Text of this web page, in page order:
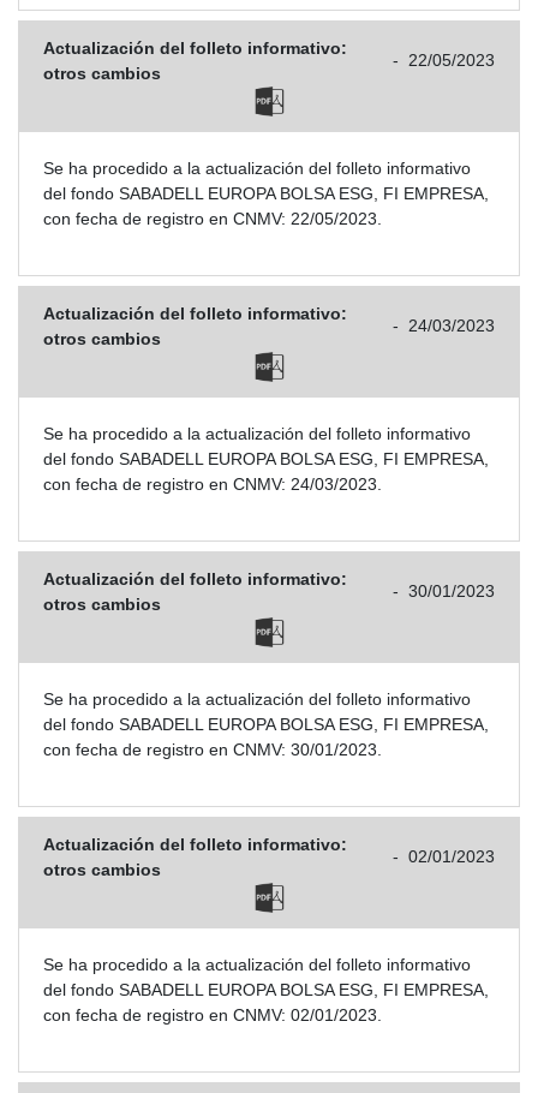
Actualización del folleto informativo:
otros cambios
- 22/05/2023
Se ha procedido a la actualización del folleto informativo
del fondo SABADELL EUROPA BOLSA ESG, FI EMPRESA,
con fecha de registro en CNMV: 22/05/2023.
Actualización del folleto informativo:
otros cambios
- 24/03/2023
Se ha procedido a la actualización del folleto informativo
del fondo SABADELL EUROPA BOLSA ESG, FI EMPRESA,
con fecha de registro en CNMV: 24/03/2023.
Actualización del folleto informativo:
otros cambios
- 30/01/2023
Se ha procedido a la actualización del folleto informativo
del fondo SABADELL EUROPA BOLSA ESG, FI EMPRESA,
con fecha de registro en CNMV: 30/01/2023.
Actualización del folleto informativo:
otros cambios
- 02/01/2023
Se ha procedido a la actualización del folleto informativo
del fondo SABADELL EUROPA BOLSA ESG, FI EMPRESA,
con fecha de registro en CNMV: 02/01/2023.